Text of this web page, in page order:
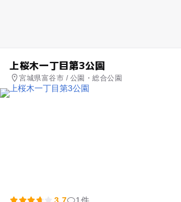
上桜木一丁目第3公園
宮城県富谷市 / 公園・総合公園